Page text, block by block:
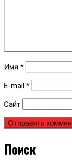
Имя *
E-mail *
Сайт
Поиск